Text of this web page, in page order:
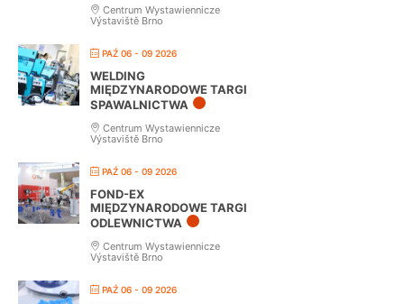
Centrum Wystawiennicze
Výstaviště Brno
PAŹ 06 - 09 2026
WELDING
MIĘDZYNARODOWE TARGI
SPAWALNICTWA
Centrum Wystawiennicze
Výstaviště Brno
PAŹ 06 - 09 2026
FOND-EX
MIĘDZYNARODOWE TARGI
ODLEWNICTWA
Centrum Wystawiennicze
Výstaviště Brno
PAŹ 06 - 09 2026